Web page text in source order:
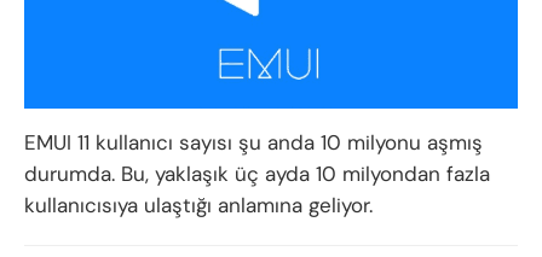
EMUI 11 kullanıcı sayısı şu anda 10 milyonu aşmış
durumda. Bu, yaklaşık üç ayda 10 milyondan fazla
kullanıcısıya ulaştığı anlamına geliyor.